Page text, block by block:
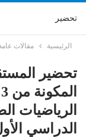
تحضير
الرئيسية مقالات
تحضير
الرياضيات
الدراسي الأول 1442